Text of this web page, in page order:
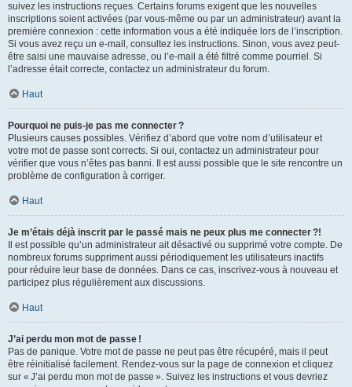
suivez les instructions reçues. Certains forums exigent que les nouvelles
inscriptions soient activées (par vous-même ou par un administrateur) avant la
première connexion : cette information vous a été indiquée lors de l’inscription.
Si vous avez reçu un e-mail, consultez les instructions. Sinon, vous avez peut-
être saisi une mauvaise adresse, ou l’e-mail a été filtré comme pourriel. Si
l’adresse était correcte, contactez un administrateur du forum.
Haut
Pourquoi ne puis-je pas me connecter ?
Plusieurs causes possibles. Vérifiez d’abord que votre nom d’utilisateur et
votre mot de passe sont corrects. Si oui, contactez un administrateur pour
vérifier que vous n’êtes pas banni. Il est aussi possible que le site rencontre un
problème de configuration à corriger.
Haut
Je m’étais déjà inscrit par le passé mais ne peux plus me connecter ?!
Il est possible qu’un administrateur ait désactivé ou supprimé votre compte. De
nombreux forums suppriment aussi périodiquement les utilisateurs inactifs
pour réduire leur base de données. Dans ce cas, inscrivez-vous à nouveau et
participez plus régulièrement aux discussions.
Haut
J’ai perdu mon mot de passe !
Pas de panique. Votre mot de passe ne peut pas être récupéré, mais il peut
être réinitialisé facilement. Rendez-vous sur la page de connexion et cliquez
sur « J’ai perdu mon mot de passe ». Suivez les instructions et vous devriez